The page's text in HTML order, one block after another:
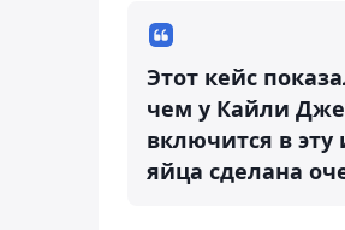
Этот кейс
чем у Кайли
включится в
яйца сделана